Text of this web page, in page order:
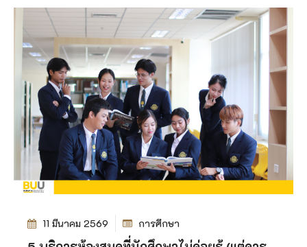
11 มีนาคม 2569 การศึกษา